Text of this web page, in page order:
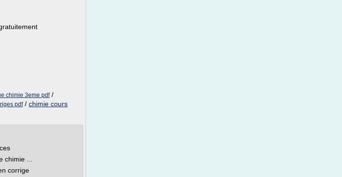
chimie 3eme pdf/
pdf/ chimie cours
...
corrige